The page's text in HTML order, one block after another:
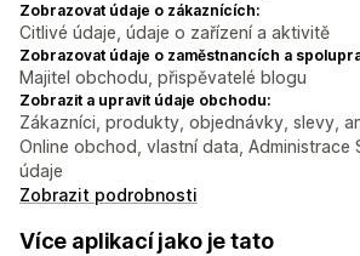
Zobrazovat údaje o zákaznících:
Citlivé údaje, údaje o zařízení a aktivitě
Zobrazovat údaje o zaměstnancích a
Majitel obchodu, přispěvatelé blogu
Zobrazit a upravit údaje obchodu:
Zákazníci, produkty, objednávky, slevy,
Online obchod, vlastní data, Administrace
údaje
Zobrazit podrobnosti
Více aplikací jako je tato